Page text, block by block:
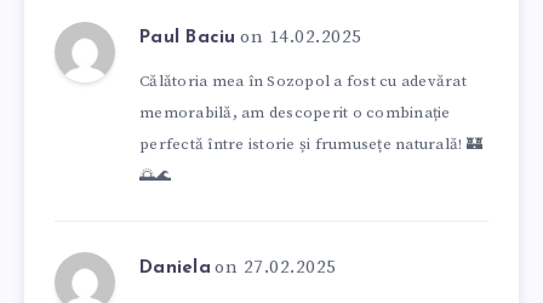
Paul Baciu on 14.02.2025
Călătoria mea în Sozopol a fost cu adevărat
memorabilă, am descoperit o combinație
perfectă între istorie și frumusețe naturală! 🏰
🌅🌊
Daniela on 27.02.2025